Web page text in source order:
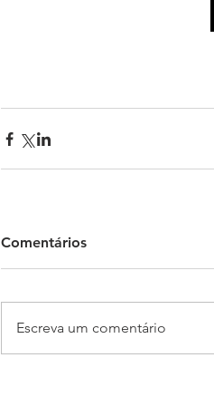
Comentários
Escreva um comentário